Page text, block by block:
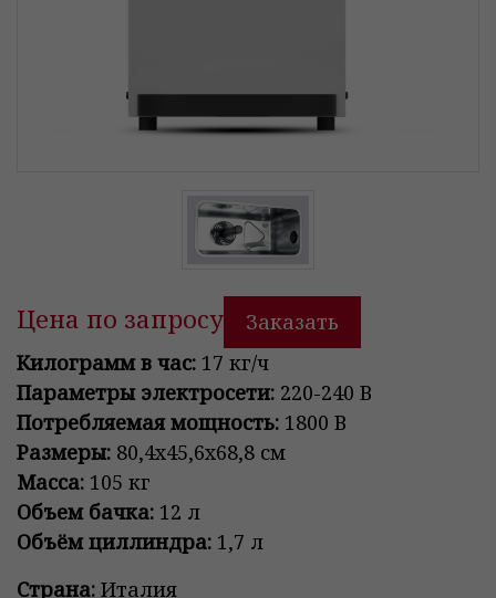
Цена по запросу
Заказать
Килограмм в час: 17 кг/ч
Параметры электросети: 220-240 В
Потребляемая мощность: 1800 В
Размеры: 80,4х45,6х68,8 см
Масса: 105 кг
Объем бачка: 12 л
Объём циллиндра: 1,7 л
Страна: Италия